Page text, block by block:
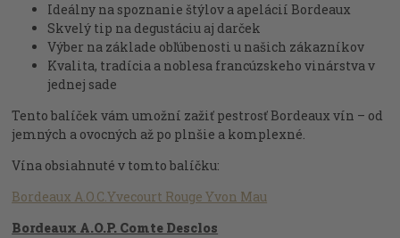
Ideálny na spoznanie štýlov a apelácií Bordeaux
Skvelý tip na degustáciu aj darček
Výber na základe obľúbenosti u našich zákazníkov
Kvalita, tradícia a noblesa francúzskeho vinárstva v
jednej sade
Tento balíček vám umožní zažiť pestrosť Bordeaux vín – od
jemných a ovocných až po plnšie a komplexné.
Vína obsiahnuté v tomto balíčku:
Bordeaux A.O.C.Yvecourt Rouge Yvon Mau
Bordeaux A.O.P. Comte Desclos